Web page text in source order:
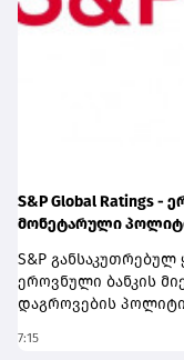
S&P Global Ratings -
მონეტარული
S&P
ეროვნული ბანკის
დაგროვების
წარმოადგენს
7:15